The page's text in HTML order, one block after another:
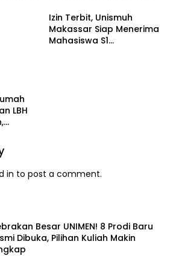
LBH
Izin Terbit, Unismuh
Makassar Siap Menerima
Mahasiswa S1
in to post a comment.
Besar UNIMEN! 8 Prodi Baru
Dibuka, Pilihan Kuliah Makin